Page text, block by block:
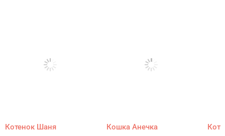
Котенок Шаня Кошка Анечка Кот